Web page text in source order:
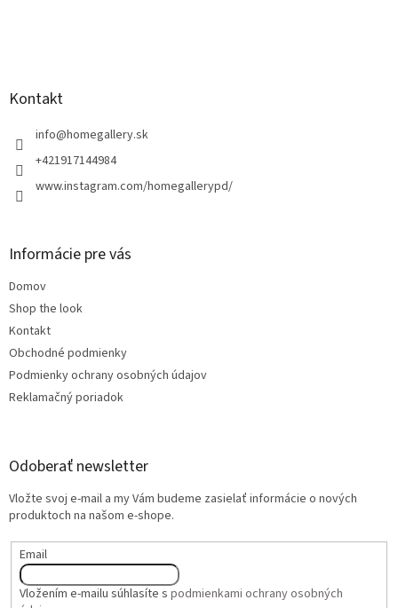
Kontakt
info@homegallery.sk
+421917144984
www.instagram.com/homegallerypd/
Informácie pre vás
Domov
Shop the look
Kontakt
Obchodné podmienky
Podmienky ochrany osobných údajov
Reklamačný poriadok
Odoberať newsletter
Vložte svoj e-mail a my Vám budeme zasielať informácie o nových
produktoch na našom e-shope.
Email
Vložením e-mailu súhlasíte s podmienkami ochrany osobných